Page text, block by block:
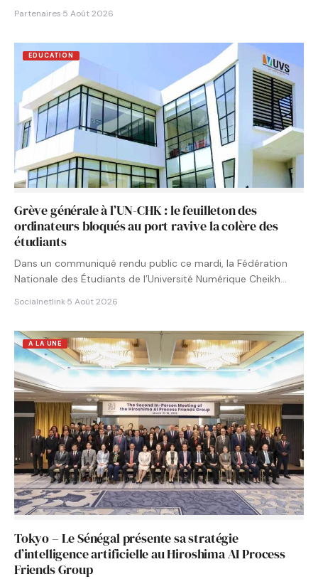
Partenaires·5 Août 2026
EDUCATION
Grève générale à l’UN-CHK : le feuilleton des
ordinateurs bloqués au port ravive la colère des
étudiants
Dans un communiqué rendu public ce mardi, la Fédération
Nationale des Étudiants de l’Université Numérique Cheikh
Socialnetlink·5 Août 2026
A LA UNE
Tokyo – Le Sénégal présente sa stratégie
d’intelligence artificielle au Hiroshima AI Process
Friends Group